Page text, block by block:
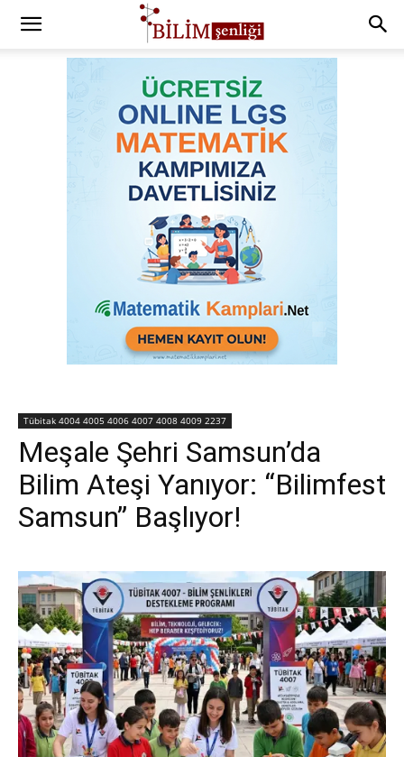
Tübitak 4004 4005 4006 4007 4008 4009 2237
Meşale Şehri Samsun’da
Bilim Ateşi Yanıyor: “Bilimfest
Samsun” Başlıyor!